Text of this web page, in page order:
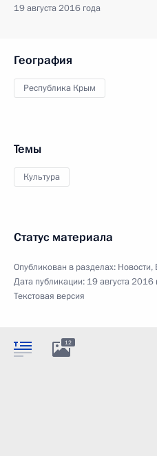
19 августа 2016 года
География
Республика Крым
Темы
Культура
Статус материала
Опубликован в разделах: Новости,
Дата публикации: 19 августа
Текстовая версия
12